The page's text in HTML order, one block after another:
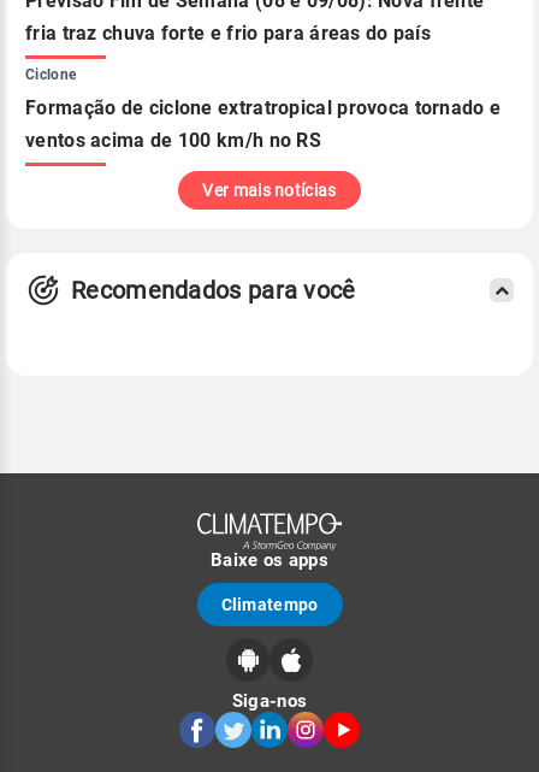
fria traz chuva forte e frio para áreas do país
Ciclone
Formação de ciclone extratropical provoca tornado e
ventos acima de 100 km/h no RS
Ver mais notícias
Recomendados para você
Baixe os apps
Climatempo
Siga-nos